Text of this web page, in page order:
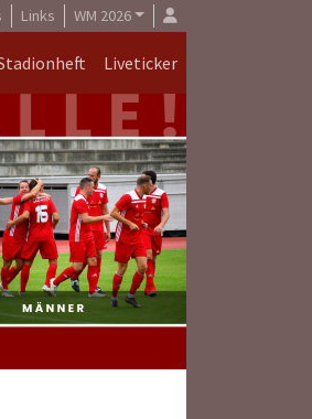
Links WM 2026
Liveticker